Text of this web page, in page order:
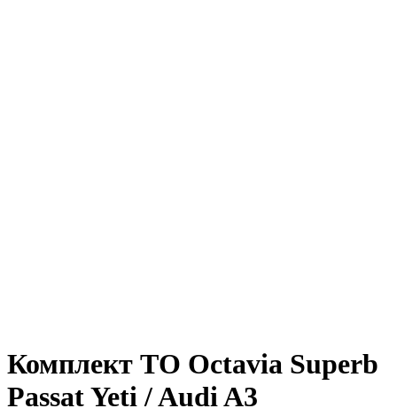
Комплект ТО Octavia Superb
Passat Yeti / Audi A3